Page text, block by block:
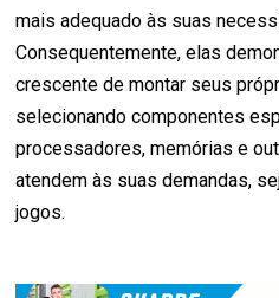
mais adequado às suas
Consequentemente, elas
crescente de montar seus
selecionando componentes
processadores, memórias e
atendem às suas demandas,
jogos.